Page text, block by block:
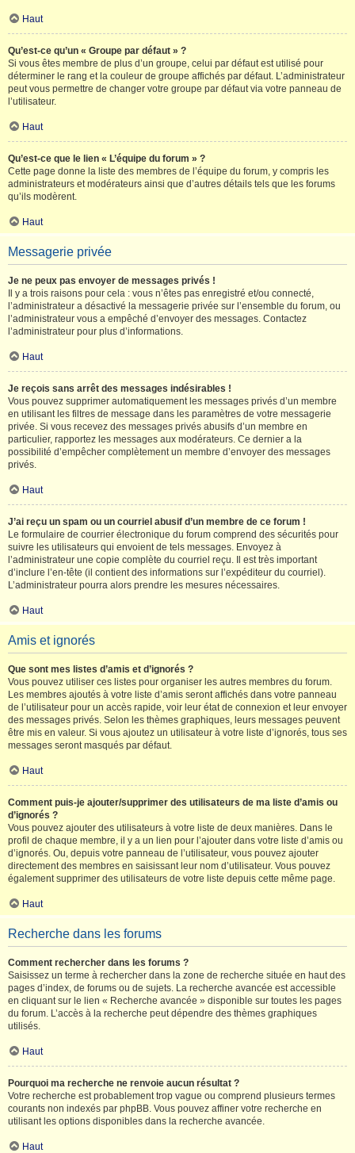
Haut
Qu’est-ce qu’un « Groupe par défaut » ?
Si vous êtes membre de plus d’un groupe, celui par défaut est utilisé pour
déterminer le rang et la couleur de groupe affichés par défaut. L’administrateur
peut vous permettre de changer votre groupe par défaut via votre panneau de
l’utilisateur.
Haut
Qu’est-ce que le lien « L’équipe du forum » ?
Cette page donne la liste des membres de l’équipe du forum, y compris les
administrateurs et modérateurs ainsi que d’autres détails tels que les forums
qu’ils modèrent.
Haut
Messagerie privée
Je ne peux pas envoyer de messages privés !
Il y a trois raisons pour cela : vous n’êtes pas enregistré et/ou connecté,
l’administrateur a désactivé la messagerie privée sur l’ensemble du forum, ou
l’administrateur vous a empêché d’envoyer des messages. Contactez
l’administrateur pour plus d’informations.
Haut
Je reçois sans arrêt des messages indésirables !
Vous pouvez supprimer automatiquement les messages privés d’un membre
en utilisant les filtres de message dans les paramètres de votre messagerie
privée. Si vous recevez des messages privés abusifs d’un membre en
particulier, rapportez les messages aux modérateurs. Ce dernier a la
possibilité d’empêcher complètement un membre d’envoyer des messages
privés.
Haut
J’ai reçu un spam ou un courriel abusif d’un membre de ce forum !
Le formulaire de courrier électronique du forum comprend des sécurités pour
suivre les utilisateurs qui envoient de tels messages. Envoyez à
l’administrateur une copie complète du courriel reçu. Il est très important
d’inclure l’en-tête (il contient des informations sur l’expéditeur du courriel).
L’administrateur pourra alors prendre les mesures nécessaires.
Haut
Amis et ignorés
Que sont mes listes d’amis et d’ignorés ?
Vous pouvez utiliser ces listes pour organiser les autres membres du forum.
Les membres ajoutés à votre liste d’amis seront affichés dans votre panneau
de l’utilisateur pour un accès rapide, voir leur état de connexion et leur envoyer
des messages privés. Selon les thèmes graphiques, leurs messages peuvent
être mis en valeur. Si vous ajoutez un utilisateur à votre liste d’ignorés, tous ses
messages seront masqués par défaut.
Haut
Comment puis-je ajouter/supprimer des utilisateurs de ma liste d’amis ou
d’ignorés ?
Vous pouvez ajouter des utilisateurs à votre liste de deux manières. Dans le
profil de chaque membre, il y a un lien pour l’ajouter dans votre liste d’amis ou
d’ignorés. Ou, depuis votre panneau de l’utilisateur, vous pouvez ajouter
directement des membres en saisissant leur nom d’utilisateur. Vous pouvez
également supprimer des utilisateurs de votre liste depuis cette même page.
Haut
Recherche dans les forums
Comment rechercher dans les forums ?
Saisissez un terme à rechercher dans la zone de recherche située en haut des
pages d’index, de forums ou de sujets. La recherche avancée est accessible
en cliquant sur le lien « Recherche avancée » disponible sur toutes les pages
du forum. L’accès à la recherche peut dépendre des thèmes graphiques
utilisés.
Haut
Pourquoi ma recherche ne renvoie aucun résultat ?
Votre recherche est probablement trop vague ou comprend plusieurs termes
courants non indexés par phpBB. Vous pouvez affiner votre recherche en
utilisant les options disponibles dans la recherche avancée.
Haut